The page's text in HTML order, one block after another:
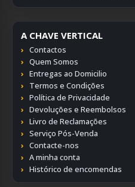
A CHAVE VERTICAL
Contactos
Quem Somos
Entregas ao Domicilio
Termos e Condições
Política de Privacidade
Devoluções e Reembolsos
Livro de Reclamações
Serviço Pós-Venda
Contacte-nos
A minha conta
Histórico de encomendas